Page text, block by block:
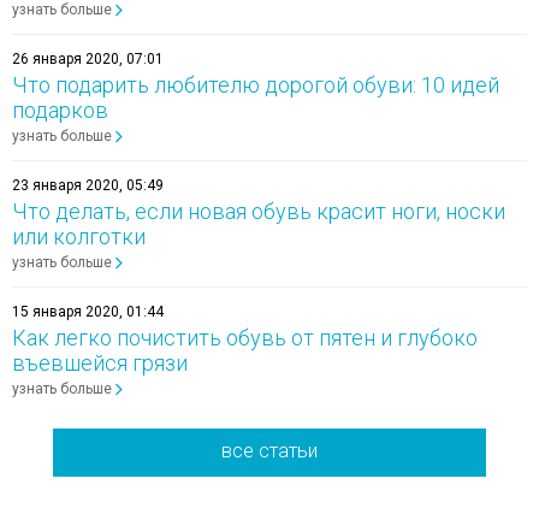
узнать больше
26 января 2020, 07:01
Что подарить любителю дорогой обуви: 10 идей
подарков
узнать больше
23 января 2020, 05:49
Что делать, если новая обувь красит ноги, носки
или колготки
узнать больше
15 января 2020, 01:44
Как легко почистить обувь от пятен и глубоко
въевшейся грязи
узнать больше
все статьи